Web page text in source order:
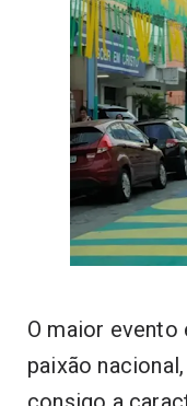
O maior
paixão